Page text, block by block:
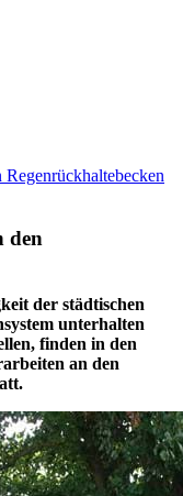
den
der städtischen
unterhalten
finden in den
an den